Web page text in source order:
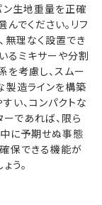
ン生地重量を正確
でください。リフ
無理なく設置でき
るミキサーや分割
を考慮し、スムー
製造ラインを構築
い、コンパクトな
ーであれば、限ら
に予期せぬ事態
保できる機能が
う。